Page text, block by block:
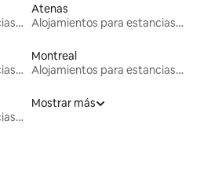
Alojamientos para estancias largas
Atenas
Alojamientos para estancias largas
Alojamientos para estancias largas
Montreal
Alojamientos para estancias largas
Alojamientos para estancias largas
Mostrar más